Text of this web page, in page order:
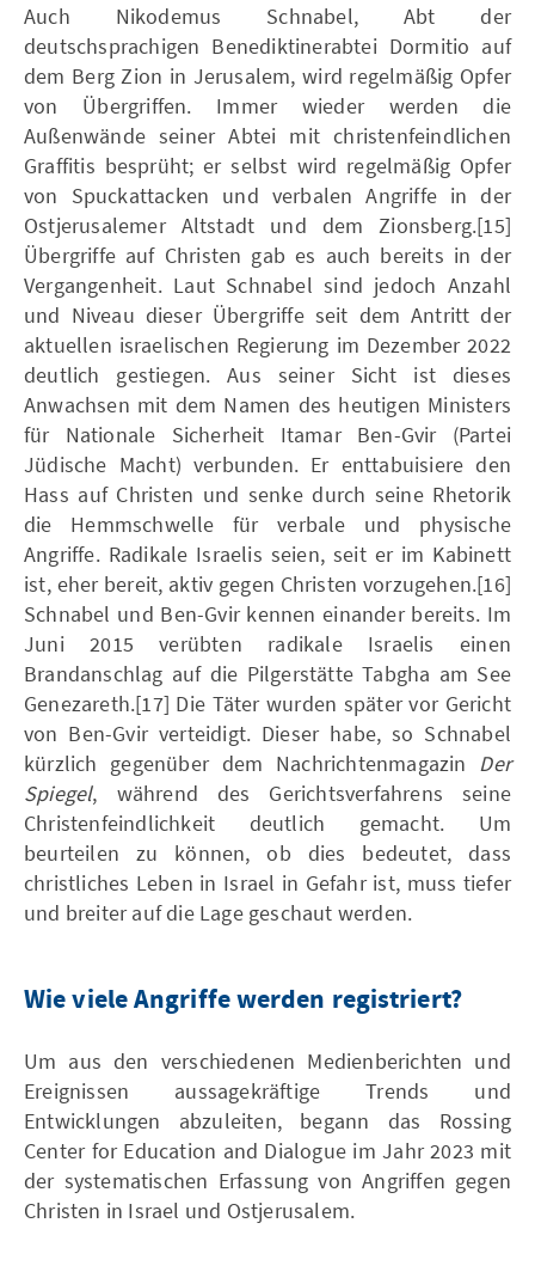
Auch Nikodemus Schnabel, Abt der
deutschsprachigen Benediktinerabtei Dormitio auf
dem Berg Zion in Jerusalem, wird regelmäßig Opfer
von Übergriffen. Immer wieder werden die
Außenwände seiner Abtei mit christenfeindlichen
Graffitis besprüht; er selbst wird regelmäßig Opfer
von Spuckattacken und verbalen Angriffe in der
Ostjerusalemer Altstadt und dem Zionsberg.[15]
Übergriffe auf Christen gab es auch bereits in der
Vergangenheit. Laut Schnabel sind jedoch Anzahl
und Niveau dieser Übergriffe seit dem Antritt der
aktuellen israelischen Regierung im Dezember 2022
deutlich gestiegen. Aus seiner Sicht ist dieses
Anwachsen mit dem Namen des heutigen Ministers
für Nationale Sicherheit Itamar Ben-Gvir (Partei
Jüdische Macht) verbunden. Er enttabuisiere den
Hass auf Christen und senke durch seine Rhetorik
die Hemmschwelle für verbale und physische
Angriffe. Radikale Israelis seien, seit er im Kabinett
ist, eher bereit, aktiv gegen Christen vorzugehen.[16]
Schnabel und Ben-Gvir kennen einander bereits. Im
Juni 2015 verübten radikale Israelis einen
Brandanschlag auf die Pilgerstätte Tabgha am See
Genezareth.[17] Die Täter wurden später vor Gericht
von Ben-Gvir verteidigt. Dieser habe, so Schnabel
kürzlich gegenüber dem Nachrichtenmagazin Der
Spiegel, während des Gerichtsverfahrens seine
Christenfeindlichkeit deutlich gemacht. Um
beurteilen zu können, ob dies bedeutet, dass
christliches Leben in Israel in Gefahr ist, muss tiefer
und breiter auf die Lage geschaut werden.
Wie viele Angriffe werden registriert?
Um aus den verschiedenen Medienberichten und
Ereignissen aussagekräftige Trends und
Entwicklungen abzuleiten, begann das Rossing
Center for Education and Dialogue im Jahr 2023 mit
der systematischen Erfassung von Angriffen gegen
Christen in Israel und Ostjerusalem.